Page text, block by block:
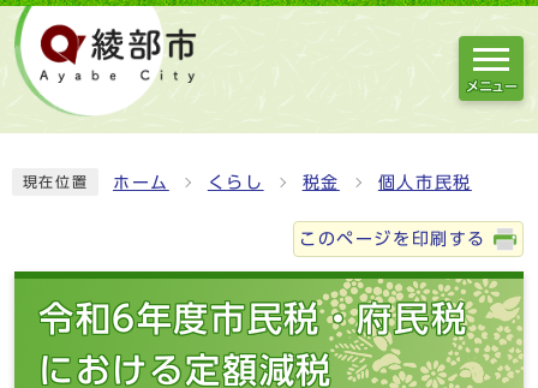
メニュー
現在位置 ホーム くらし 税金 個人市民税
このページを印刷する
令和6年度市民税・府民税
における定額減税